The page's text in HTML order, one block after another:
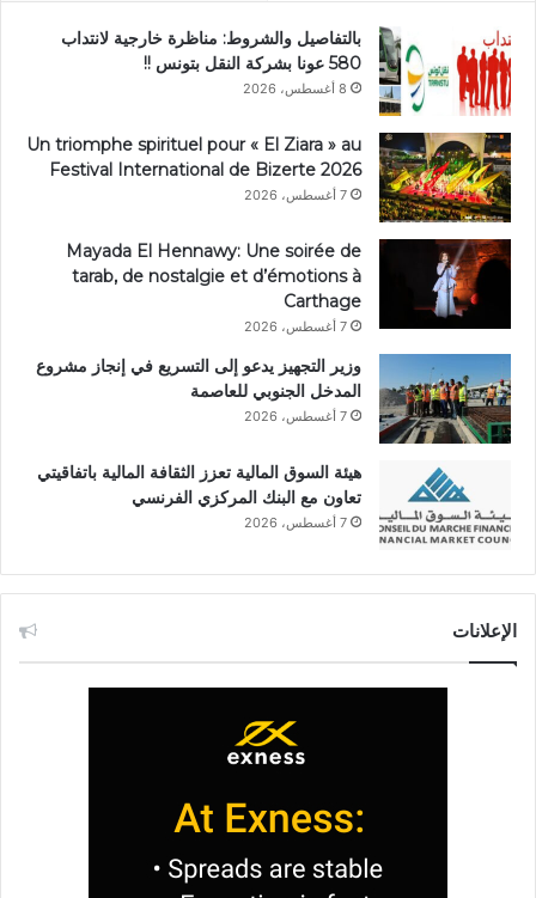
بالتفاصيل والشروط: مناظرة خارجية لانتداب
580 عونا بشركة النقل بتونس !!
8 أغسطس، 2026
Un triomphe spirituel pour « El Ziara » au
Festival International de Bizerte 2026
7 أغسطس، 2026
Mayada El Hennawy: Une soirée de
tarab, de nostalgie et d’émotions à
Carthage
7 أغسطس، 2026
وزير التجهيز يدعو إلى التسريع في إنجاز مشروع
المدخل الجنوبي للعاصمة
7 أغسطس، 2026
هيئة السوق المالية تعزز الثقافة المالية باتفاقيتي
تعاون مع البنك المركزي الفرنسي
7 أغسطس، 2026
الإعلانات